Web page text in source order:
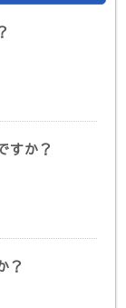
すか？
？